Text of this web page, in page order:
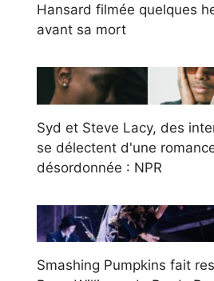
Hansard filmée quelques
avant sa mort
Syd et Steve Lacy, des
se délectent d'une
désordonnée : NPR
Smashing Pumpkins fait